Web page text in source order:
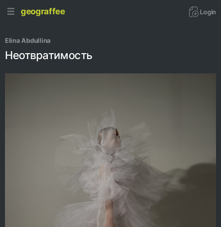
geograffee Login
Elina Abdullina
Неотвратимость